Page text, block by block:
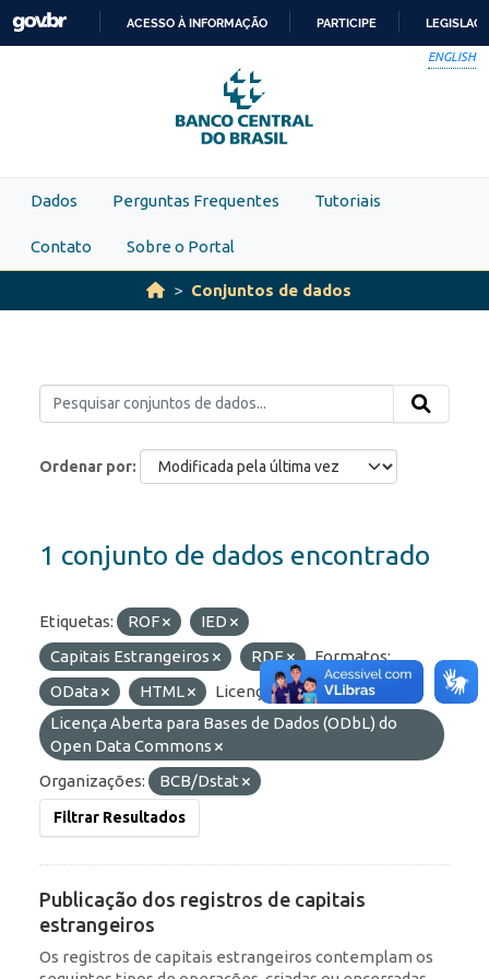
Skip to main content
PARA
O
CONTEÚDO
ACESSO À INFORMAÇÃO PARTICIPE
ENGLISH
Dados Perguntas Frequentes Tutoriais
Contato Sobre o Portal
Conjuntos de dados
Ordenar por
1 conjunto de dados encontrado
Etiquetas: ROF
IED
Capitais Estrangeiros
RDE
Formatos:
OData
HTML
Licenças:
Licença Aberta para Bases de Dados (ODbL) do
Open Data Commons
Organizações:
BCB/Dstat
Filtrar Resultados
Publicação dos registros de capitais
estrangeiros
Os registros de capitais estrangeiros contemplam os